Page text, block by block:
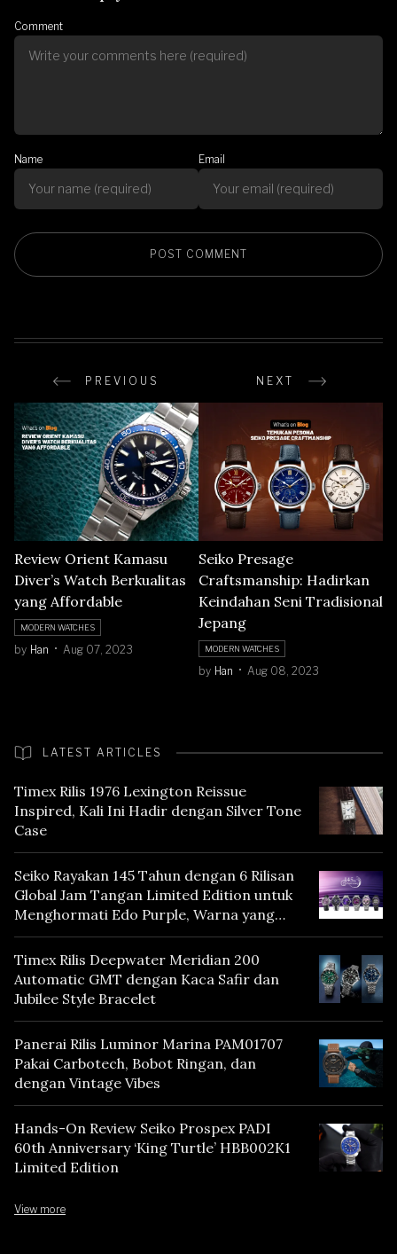
Comment
Name Email
PREVIOUS NEXT
Review Orient Kamasu
Diver’s Watch Berkualitas
yang Affordable
MODERN WATCHES
by Han Aug 07, 2023
Seiko Presage
Craftsmanship: Hadirkan
Keindahan Seni Tradisional
Jepang
MODERN WATCHES
by Han Aug 08, 2023
LATEST ARTICLES
Timex Rilis 1976 Lexington Reissue
Inspired, Kali Ini Hadir dengan Silver Tone
Case
Seiko Rayakan 145 Tahun dengan 6 Rilisan
Global Jam Tangan Limited Edition untuk
Menghormati Edo Purple, Warna yang
Mencerminkan Warisan Tokyo
Timex Rilis Deepwater Meridian 200
Automatic GMT dengan Kaca Safir dan
Jubilee Style Bracelet
Panerai Rilis Luminor Marina PAM01707
Pakai Carbotech, Bobot Ringan, dan
dengan Vintage Vibes
Hands-On Review Seiko Prospex PADI
60th Anniversary ‘King Turtle’ HBB002K1
Limited Edition
View more